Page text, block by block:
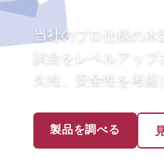
当社のプロ仕様の木
試合をレベルアップ
久性、安全性を考慮
製品を調べる